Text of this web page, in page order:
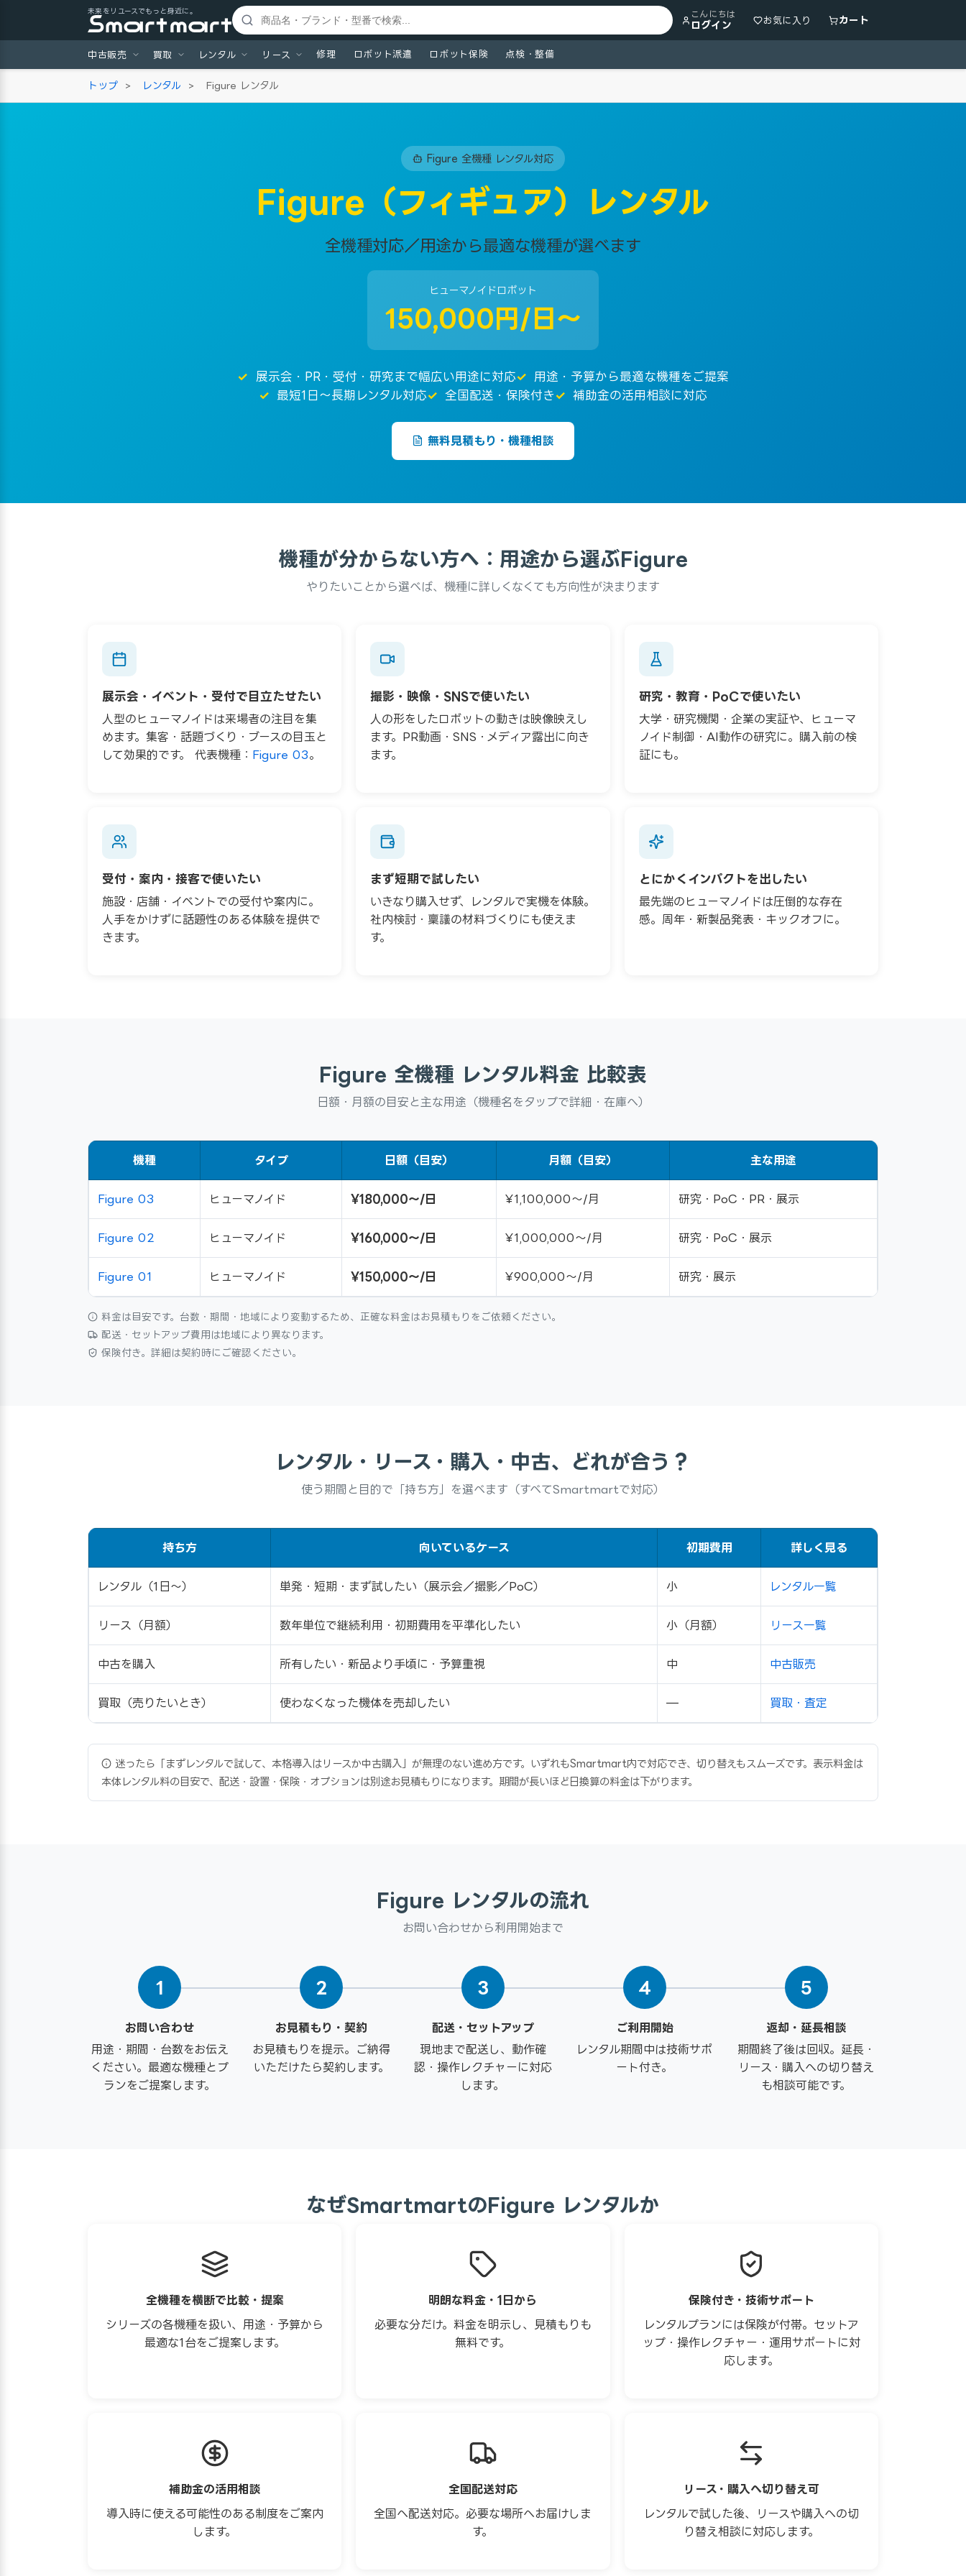
未来をリユースでもっと身近に。 こんにちは
ログイン お気に入り カート
中古販売 買取 レンタル リース 修理 ロボット派遣 ロボット保険 点検・整備
トップ > レンタル > Figure レンタル
Figure 全機種 レンタル対応
Figure（フィギュア）レンタル
全機種対応／用途から最適な機種が選べます
ヒューマノイドロボット
150,000円/日〜
展示会・PR・受付・研究まで幅広い用途に対応
用途・予算から最適な機種をご提案
最短1日〜長期レンタル対応
全国配送・保険付き 補助金の活用相談に対応
無料見積もり・機種相談
機種が分からない方へ：用途から選ぶFigure
やりたいことから選べば、機種に詳しくなくても方向性が決まります
展示会・イベント・受付で目立たせたい
人型のヒューマノイドは来場者の注目を集
めます。集客・話題づくり・ブースの目玉と
して効果的です。 代表機種： Figure 03。
撮影・映像・SNSで使いたい
人の形をしたロボットの動きは映像映えし
ます。PR動画・SNS・メディア露出に向き
ます。
研究・教育・PoCで使いたい
大学・研究機関・企業の実証や、ヒューマ
ノイド制御・AI動作の研究に。購入前の検
証にも。
受付・案内・接客で使いたい
施設・店舗・イベントでの受付や案内に。
人手をかけずに話題性のある体験を提供で
きます。
まず短期で試したい
いきなり購入せず、レンタルで実機を体験。
社内検討・稟議の材料づくりにも使えま
す。
とにかくインパクトを出したい
最先端のヒューマノイドは圧倒的な存在
感。周年・新製品発表・キックオフに。
Figure 全機種 レンタル料金 比較表
日額・月額の目安と主な用途（機種名をタップで詳細・在庫へ）
機種 タイプ 日額（目安） 月額（目安） 主な用途
Figure 03 ヒューマノイド ¥180,000〜/日 ¥1,100,000〜/月 研究・PoC・PR・展示
Figure 02 ヒューマノイド ¥160,000〜/日 ¥1,000,000〜/月 研究・PoC・展示
Figure 01 ヒューマノイド ¥150,000〜/日 ¥900,000〜/月 研究・展示
料金は目安です。台数・期間・地域により変動するため、正確な料金はお見積もりをご依頼ください。
配送・セットアップ費用は地域により異なります。
保険付き。詳細は契約時にご確認ください。
レンタル・リース・購入・中古、どれが合う？
使う期間と目的で「持ち方」を選べます（すべてSmartmartで対応）
持ち方 向いているケース 初期費用 詳しく見る
レンタル（1日〜） 単発・短期・まず試したい（展示会／撮影／PoC） 小 レンタル一覧
リース（月額） 数年単位で継続利用・初期費用を平準化したい 小（月額） リース一覧
中古を購入 所有したい・新品より手頃に・予算重視 中 中古販売
買取（売りたいとき） 使わなくなった機体を売却したい — 買取・査定
迷ったら「まずレンタルで試して、本格導入はリースか中古購入」が無理のない進め方です。いずれもSmartmart内で対応でき、切り替えもスムーズです。表示料金は
本体レンタル料の目安で、配送・設置・保険・オプションは別途お見積もりになります。期間が長いほど日換算の料金は下がります。
Figure レンタルの流れ
お問い合わせから利用開始まで
1
お問い合わせ
用途・期間・台数をお伝え
ください。最適な機種とプ
ランをご提案します。
2
お見積もり・契約
お見積もりを提示。ご納得
いただけたら契約します。
3
配送・セットアップ
現地まで配送し、動作確
認・操作レクチャーに対応
します。
4
ご利用開始
レンタル期間中は技術サポ
ート付き。
5
返却・延長相談
期間終了後は回収。延長・
リース・購入への切り替え
も相談可能です。
なぜSmartmartのFigure レンタルか
全機種を横断で比較・提案
シリーズの各機種を扱い、用途・予算から
最適な1台をご提案します。
明朗な料金・1日から
必要な分だけ。料金を明示し、見積もりも
無料です。
保険付き・技術サポート
レンタルプランには保険が付帯。セットア
ップ・操作レクチャー・運用サポートに対
応します。
補助金の活用相談
導入時に使える可能性のある制度をご案内
します。
全国配送対応
全国へ配送対応。必要な場所へお届けしま
す。
リース・購入へ切り替え可
レンタルで試した後、リースや購入への切
り替え相談に対応します。